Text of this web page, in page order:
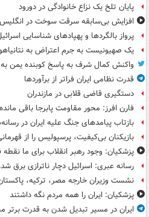
پایان تلخ یک نزاع خانوادگی در دورود
افزایش بی‌سابقه سرقت سوخت در انگلیس
پرواز بالگردها و پهپادهای شناسایی
یک صهیونیست به جرم اعتراض به
واکنش کمال شرف به پاسخ کوبنده یمن
قدرت نظامی ایران فراتر از برآوردها
دستگیری قاضی قلابی در مازندران
فارن افرز: محور مقاومت پابرجا باقی
بازتاب پیامدهای جنگ علیه ایران در
بازیکنان بی‌کیفیت، پرسپولیس را از
پزشکیان: وجود رهبر انقلاب برای ما
رسانه عبری: اسرائیل دچار ناترازی برق
نشست وزیران خارجه مصر، ترکیه،
پزشکیان: ایران را همه مردم نگه داشتند
ایران در مسیر تبدیل شدن به قدرت برتر